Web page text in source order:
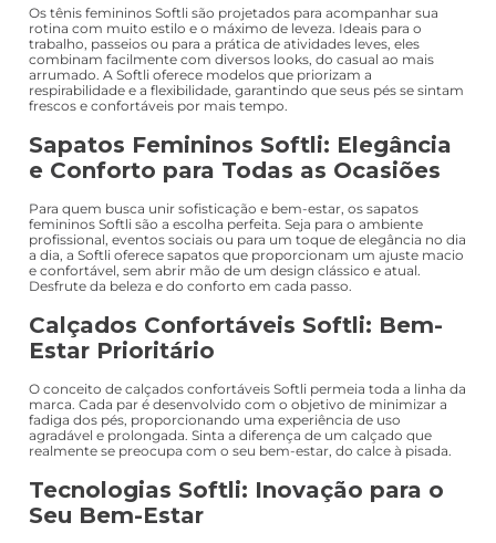
Os tênis femininos Softli são projetados para acompanhar sua
rotina com muito estilo e o máximo de leveza. Ideais para o
trabalho, passeios ou para a prática de atividades leves, eles
combinam facilmente com diversos looks, do casual ao mais
arrumado. A Softli oferece modelos que priorizam a
respirabilidade e a flexibilidade, garantindo que seus pés se sintam
frescos e confortáveis por mais tempo.
Sapatos Femininos Softli: Elegância
e Conforto para Todas as Ocasiões
Para quem busca unir sofisticação e bem-estar, os sapatos
femininos Softli são a escolha perfeita. Seja para o ambiente
profissional, eventos sociais ou para um toque de elegância no dia
a dia, a Softli oferece sapatos que proporcionam um ajuste macio
e confortável, sem abrir mão de um design clássico e atual.
Desfrute da beleza e do conforto em cada passo.
Calçados Confortáveis Softli: Bem-
Estar Prioritário
O conceito de calçados confortáveis Softli permeia toda a linha da
marca. Cada par é desenvolvido com o objetivo de minimizar a
fadiga dos pés, proporcionando uma experiência de uso
agradável e prolongada. Sinta a diferença de um calçado que
realmente se preocupa com o seu bem-estar, do calce à pisada.
Tecnologias Softli: Inovação para o
Seu Bem-Estar